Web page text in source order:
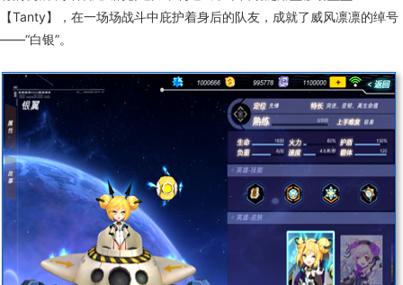
【Tanty】，在一场场战斗中庇护着身后的队友，成就了威风凛凛的绰号
——“白银”。